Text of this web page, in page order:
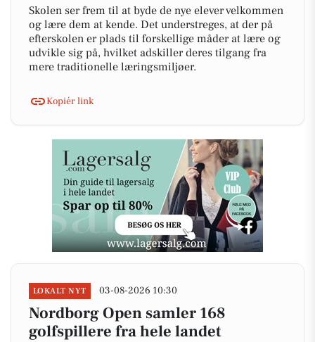
Skolen ser frem til at byde de nye elever velkommen
og lære dem at kende. Det understreges, at der på
efterskolen er plads til forskellige måder at lære og
udvikle sig på, hvilket adskiller deres tilgang fra
mere traditionelle læringsmiljøer.
Kopiér link
LOKALT NYT 03-08-2026 10:30
Nordborg Open samler 168
golfspillere fra hele landet